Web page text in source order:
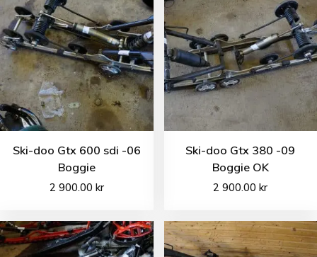
Ski-doo Gtx 600 sdi -06
Boggie
2 900.00 kr
Ski-doo Gtx 380 -09
Boggie OK
2 900.00kr